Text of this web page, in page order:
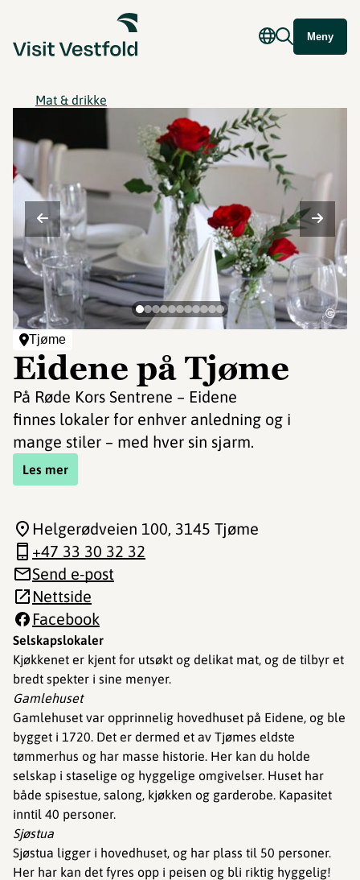
Meny
Mat & drikke
Tjøme
Eidene på Tjøme
På Røde Kors Sentrene – Eidene
finnes lokaler for enhver anledning og i
mange stiler – med hver sin sjarm.
Les mer
©
Selskapslokaler
Kjøkkenet er kjent for utsøkt og delikat mat, og de tilbyr et
bredt spekter i sine menyer.
Gamlehuset
Gamlehuset var opprinnelig hovedhuset på Eidene, og ble
bygget i 1720. Det er dermed et av Tjømes eldste
tømmerhus og har masse historie. Her kan du holde
selskap i staselige og hyggelige omgivelser. Huset har
både spisestue, salong, kjøkken og garderobe. Kapasitet
inntil 40 personer.
Sjøstua
Sjøstua ligger i hovedhuset, og har plass til 50 personer.
Her har kan det fyres opp i peisen og bli riktig hyggelig!
Helgerødveien 100, 3145 Tjøme
+47 33 30 32 32
Send e-post
Nettside
Facebook